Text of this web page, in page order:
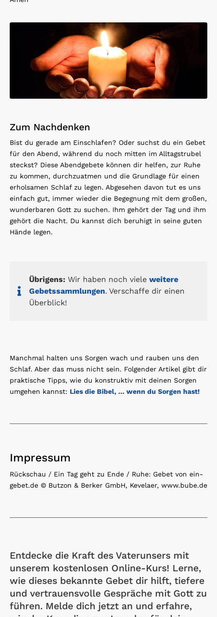
Zum Nachdenken
Bist du gerade am Einschlafen? Oder suchst du ein Gebet
für den Abend, während du noch mitten im Alltagstrubel
steckst? Diese Abendgebete können dir helfen, zur Ruhe
zu kommen, durchzuatmen und die Grundlage für einen
erholsamen Schlaf zu legen. Abgesehen davon tut es uns
einfach gut, immer wieder die Begegnung mit dem großen,
wunderbaren Gott zu suchen. Ihm gehört der Tag und ihm
gehört die Nacht. Du kannst dich beruhigt in seine guten
Hände legen.
Übrigens: Wir haben noch viele weitere
Gebetssammlungen. Verschaffe dir einen
Überblick!
Manchmal halten uns Sorgen wach und rauben uns den
Schlaf. Aber das muss nicht sein. Folgender Artikel gibt dir
praktische Tipps, wie du konstruktiv mit deinen Sorgen
umgehen kannst: Lies die Bibel, … wenn du Sorgen hast!
Impressum
Rückschau / Ein Tag geht zu Ende / Ruhe: Gebet von ein-
gebet.de © Butzon & Berker GmbH, Kevelaer, www.bube.de
Entdecke die Kraft des Vaterunsers mit
unserem kostenlosen Online-Kurs! Lerne,
wie dieses bekannte Gebet dir hilft, tiefere
und vertrauensvolle Gespräche mit Gott zu
führen. Melde dich jetzt an und erfahre,